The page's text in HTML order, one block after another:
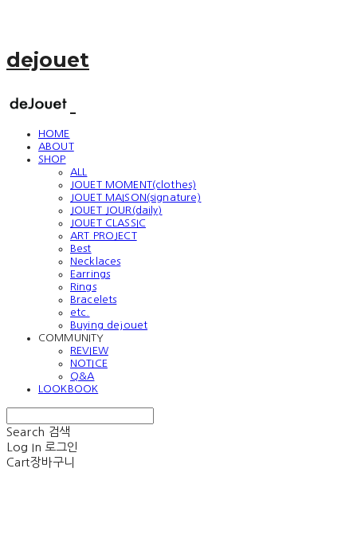
dejouet
HOME
ABOUT
SHOP
ALL
JOUET MOMENT(clothes)
JOUET MAISON(signature)
JOUET JOUR(daily)
JOUET CLASSIC
ART PROJECT
Best
Necklaces
Earrings
Rings
Bracelets
etc.
Buying dejouet
COMMUNITY
REVIEW
NOTICE
Q&A
LOOKBOOK
Search 검색
Log In 로그인
Cart장바구니